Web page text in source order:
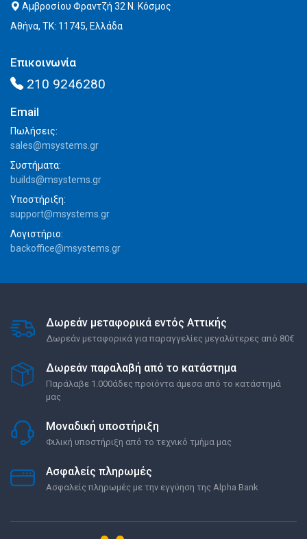
Αμβροσίου Φραντζή 32 Ν. Κόσμος
Αθήνα, ΤΚ: 11745, Ελλάδα
Επικοινωνία
210 9246280
Email
Πωλήσεις:
sales@msystems.gr
Συστήματα:
builds@msystems.gr
Υποστήριξη:
support@msystems.gr
Λογιστήριο:
backoffice@msystems.gr
Δωρεάν μεταφορικά εντός Αττικής
Δωρεάν μεταφορικά για παραγγελίες μεγαλύτερες από 80€
Δωρεάν παραλαβή από το κατάστημα
Παράλαβε 1.000άδες προϊόντα άμεσα από το κατάστημά
μας
Μοναδική υποστήριξη
Φιλική υποστήριξη από το τεχνικό τμήμα μας
Ασφαλείς πληρωμές
Ασφαλείς πληρωμές με την εγγύηση της Alpha Bank